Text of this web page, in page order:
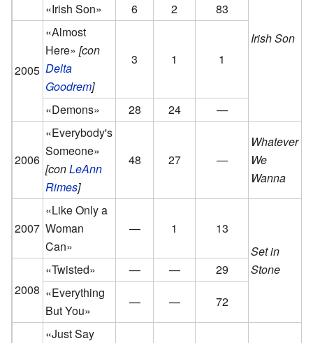
Irish Son
«Irish Son» 6 2 83
2005
«Almost
Here»[con
Delta
Goodrem]
3 1 1
«Demons» 28 24 —
2006
«Everybody's
Someone»
[conLeAnn
Rimes]
48 27 —
Whatever
We
Wanna
2007
«Like Only a
Woman
Can»
— 1
13
Set in
Stone
2008
«Twisted» — —
29
«Everything
But You»
— — 72
«Just Say